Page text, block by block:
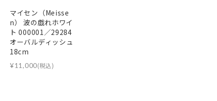
マイセン（Meisse
n） 波の戯れホワイ
ト 000001／29284
オーバルディッシュ
18cm
¥11,000(税込)